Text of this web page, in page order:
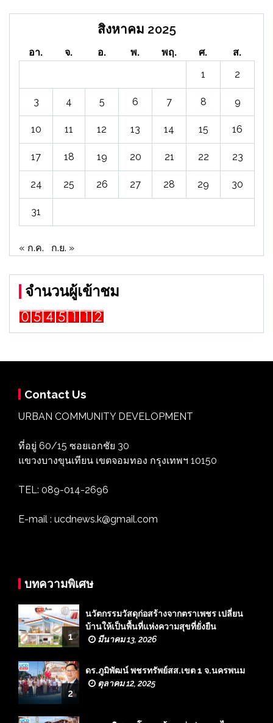
สิงหาคม 2025
อา. จ. อ. พ. พฤ. ศ.
ส.
1
2
3 4 5 6 7 8 9
10 11 12 13 14 15 16
17 18 19 20 21 22 23
24 25 26 27 28 29 30
31
« ก.ค. ก.ย. »
จำนวนผู้เข้าชม
Contact Us
URBAN COMMUNITY DEVELOPMENT
ที่อยู่ 60/15 ซอยเอกชัย 30
แขวงบางขุนเทียน เขตจอมทอง กรุงเทพฯ 10150
TEL: 089-014-2696
E-mail : ucdnews.k@gmail.com
บทความพิเศษ
1
นวัตกรรมวัสดุก่อสร้างจากตราเพชร เปลี่ยน
บ้านให้เป็นพื้นที่แห่งความสุขที่ยั่งยืน
มีนาคม 13, 2026
2
ดร.ภูมิพัฒน์ พชรทรัพย์สส.เขต 1 จ.นครพนม
ตุลาคม 12, 2025